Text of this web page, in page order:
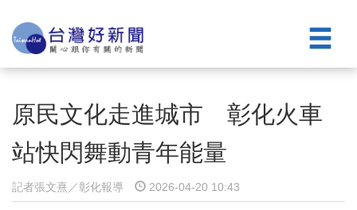
原民文化走進城市 彰化火車
站快閃舞動青年能量
記者張文熹／彰化報導 2026-04-20 10:43